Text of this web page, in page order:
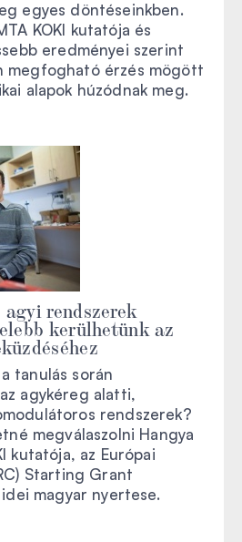
egyes döntéseinkben.
KOKI kutatója és
eredményei szerint
megfogható érzés mögött
alapok húzódnak meg.
rendszerek
kerülhetünk az
tanulás során
agykéreg alatti,
rendszerek?
megválaszolni Hangya
kutatója, az Európai
Starting Grant
magyar nyertese.